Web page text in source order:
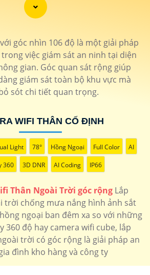
TRỜI /td>
Wifi Thân Ngoài Trời Sắt nét
qua điện thoại hình ảnh full hd 1080p chắc chắn
IPC-F42P
da độ phân giải 2.0MP góc nhìn rộng
2CV2021G2-IDW
wifi Thân Ngoài Trời dahua
kế tinh tế nhỏ gọn chống mưa nắng
wifi Thân Ngoài Trời 360
Ngoài trời sắt nét CS-H8-R100-1H3WKFL/a>
NGOÀI TRỜI CHÍNH HÃNG
Wifi Ngoài Trời ezviz
góc nhìn 106 độ là một giải pháp
việc giám sát an ninh tại diện
gian. Góc quan sát rộng giúp
giám sát toàn bộ khu vực mà
sót chi tiết quan trọng.
WIFI THÂN CỐ ĐỊNH
Light 78° Hồng Ngoại Full Color AI
360 3D DNR AI Coding IP66
Thân Ngoài Trời góc rộng Lắp
trời chống mưa nắng hình ảnh sắt
ngoại ban đêm xa so với những
360 độ hay camera wifi cube, lắp
trời có góc rộng là giải pháp an
đình kho hàng và công ty